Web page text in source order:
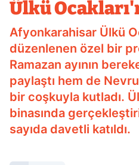
Ülkü
Afyonkarahisar Ülkü
düzenlenen özel bir
Ramazan ayının
paylaştı hem de
bir coşkuyla kutladı.
binasında
sayıda davetli katıldı.